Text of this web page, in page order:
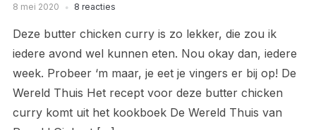
8 mei 2020 8 reacties
Deze butter chicken curry is zo lekker, die zou ik
iedere avond wel kunnen eten. Nou okay dan, iedere
week. Probeer ‘m maar, je eet je vingers er bij op! De
Wereld Thuis Het recept voor deze butter chicken
curry komt uit het kookboek De Wereld Thuis van